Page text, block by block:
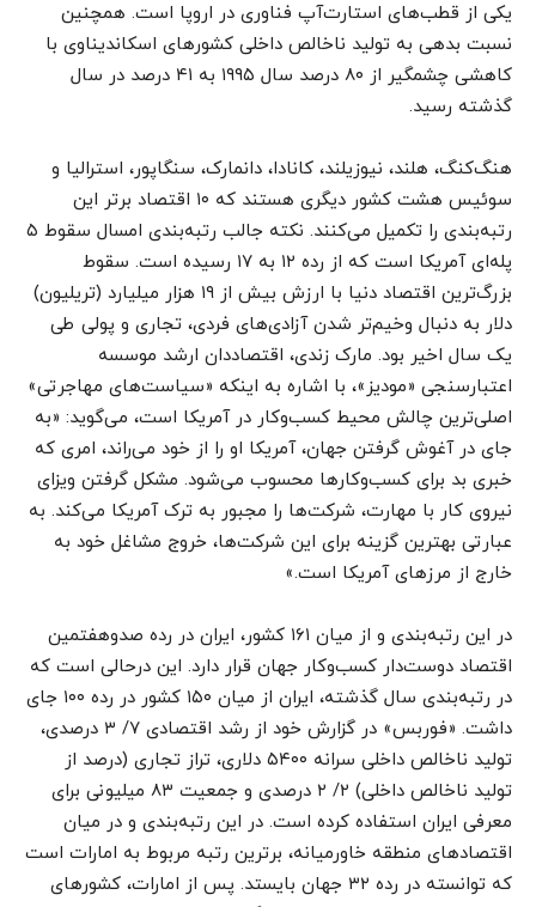
یکی از قطب‌های استارت‌آپ فناوری در اروپا است. همچنین
نسبت بدهی به تولید ناخالص داخلی کشور‌های اسکاندیناوی با
کاهشی چشمگیر از ۸۰ درصد سال ۱۹۹۵ به ۴۱ درصد در سال
گذشته رسید.
هنگ‌کنگ، هلند، نیوزیلند، کانادا، دانمارک، سنگاپور، استرالیا و
سوئیس هشت کشور دیگری هستند که ۱۰ اقتصاد برتر این
رتبه‌بندی را تکمیل می‌کنند. نکته جالب رتبه‌بندی امسال سقوط ۵
پله‌ای آمریکا است که از رده ۱۲ به ۱۷ رسیده است. سقوط
بزرگ‌ترین اقتصاد دنیا با ارزش بیش از ۱۹ هزار میلیارد (تریلیون)
دلار به دنبال وخیم‌تر شدن آزادی‌های فردی، تجاری و پولی طی
یک سال اخیر بود. مارک زندی، اقتصاددان ارشد موسسه
اعتبارسنجی «مودیز»، با اشاره به اینکه «سیاست‌های مهاجرتی»
اصلی‌ترین چالش محیط کسب‌وکار در آمریکا است، می‌گوید: «به
جای در آغوش گرفتن جهان، آمریکا او را از خود می‌راند، امری که
خبری بد برای کسب‌وکار‌ها محسوب می‌شود. مشکل گرفتن ویزای
نیروی کار با مهارت، شرکت‌ها را مجبور به ترک آمریکا می‌کند. به
عبارتی بهترین گزینه برای این شرکت‌ها، خروج مشاغل خود به
خارج از مرز‌های آمریکا است.»
در این رتبه‌بندی و از میان ۱۶۱ کشور، ایران در رده صدوهفتمین
اقتصاد دوست‌دار کسب‌وکار جهان قرار دارد. این درحالی است که
در رتبه‌بندی سال گذشته، ایران از میان ۱۵۰ کشور در رده ۱۰۰ جای
داشت. «فوربس» در گزارش خود از رشد اقتصادی ۷/ ۳ درصدی،
تولید ناخالص داخلی سرانه ۵۴۰۰ دلاری، تراز تجاری (درصد از
تولید ناخالص داخلی) ۲/ ۲ درصدی و جمعیت ۸۳ میلیونی برای
معرفی ایران استفاده کرده است. در این رتبه‌بندی و در میان
اقتصاد‌های منطقه خاورمیانه، برترین رتبه مربوط به امارات است
که توانسته در رده ۳۲ جهان بایستد. پس از امارات، کشور‌های